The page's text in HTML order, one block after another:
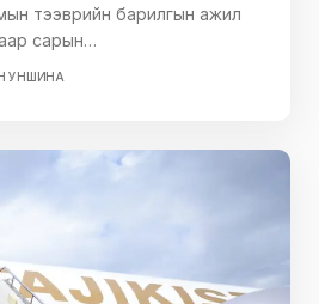
тээврийн барилгын ажил
сарын…
УНШИНА